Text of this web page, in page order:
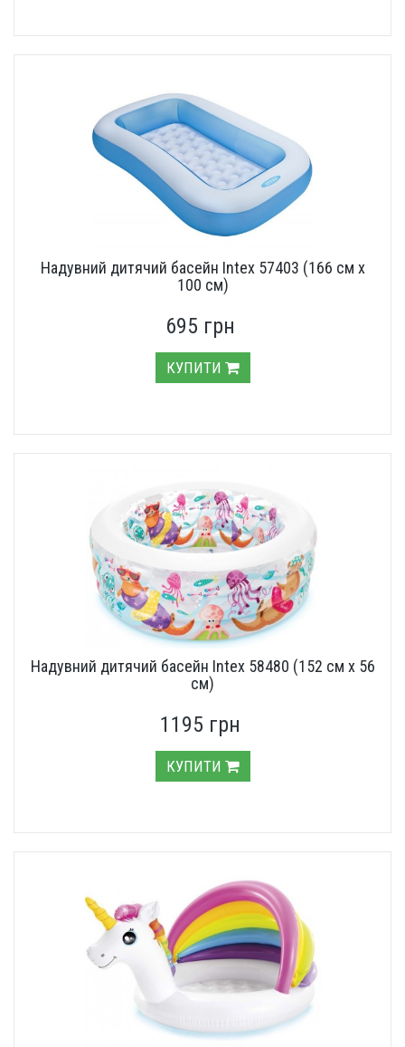
Надувний дитячий басейн Intex 57403 (166 см х
100 см)
695 грн
КУПИТИ
Надувний дитячий басейн Intex 58480 (152 см х 56
см)
1195 грн
КУПИТИ